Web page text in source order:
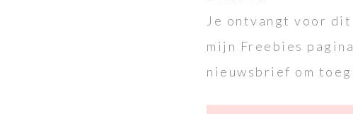
Je ontvangt voor
mijn Freebies
nieuwsbrief om